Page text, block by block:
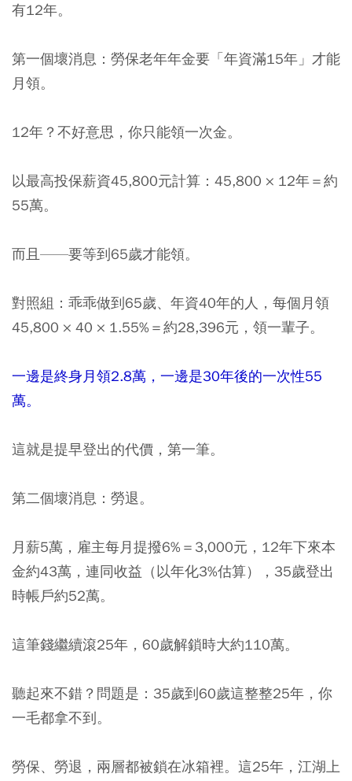
有12年。
第一個壞消息：勞保老年年金要「年資滿15年」才能
月領。
12年？不好意思，你只能領一次金。
以最高投保薪資45,800元計算：45,800 × 12年＝約
55萬。
而且——要等到65歲才能領。
對照組：乖乖做到65歲、年資40年的人，每個月領
45,800 × 40 × 1.55%＝約28,396元，領一輩子。
一邊是終身月領2.8萬，一邊是30年後的一次性55
萬。
這就是提早登出的代價，第一筆。
第二個壞消息：勞退。
月薪5萬，雇主每月提撥6%＝3,000元，12年下來本
金約43萬，連同收益（以年化3%估算），35歲登出
時帳戶約52萬。
這筆錢繼續滾25年，60歲解鎖時大約110萬。
聽起來不錯？問題是：35歲到60歲這整整25年，你
一毛都拿不到。
勞保、勞退，兩層都被鎖在冰箱裡。這25年，江湖上